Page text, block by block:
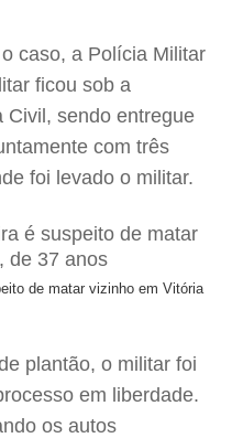
caso, a Polícia Militar
ficou sob a
Civil, sendo entregue
com três
foi levado o militar.
de matar vizinho em Vitória
plantão, o militar foi
em liberdade.
os autos